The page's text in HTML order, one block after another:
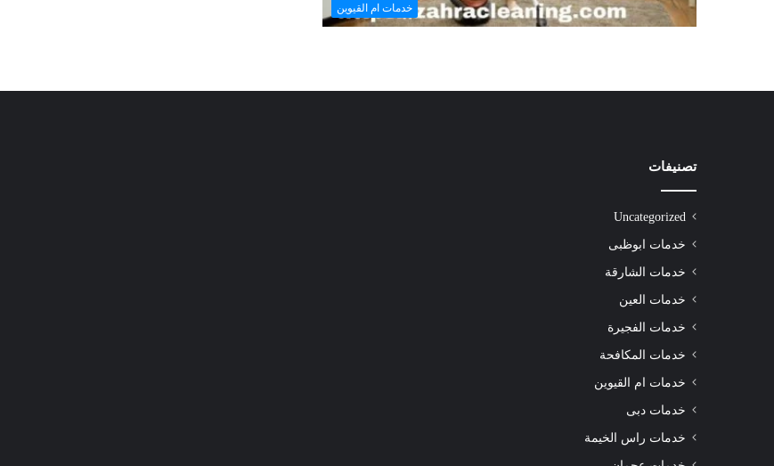
خدمات ام القيوين
تصنيفات
Uncategorized
خدمات ابوظبى
خدمات الشارقة
خدمات العين
خدمات الفجيرة
خدمات المكافحة
خدمات ام القيوين
خدمات دبى
خدمات راس الخيمة
الشارقة
|0508872055|
شركة تنظيف سجاد الشارقة |0508872055|